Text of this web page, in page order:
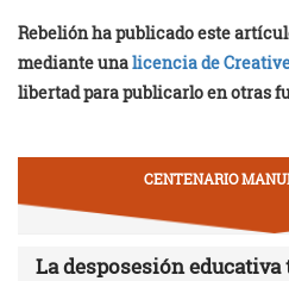
Rebelión ha publicado este
mediante unalicencia de
libertad para publicarlo en otras
CENTENARIO
La desposesión